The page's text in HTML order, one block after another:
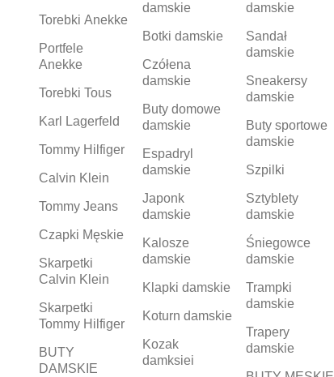
Torebki Anekke
Portfele
Anekke
Torebki Tous
Karl Lagerfeld
Tommy Hilfiger
Calvin Klein
Tommy Jeans
Czapki Męskie
Skarpetki
Calvin Klein
Skarpetki
Tommy Hilfiger
BUTY
DAMSKIE
damskie
Botki damskie
Czółena
damskie
Buty domowe
damskie
Espadryl
damskie
Japonk
damskie
Kalosze
damskie
Klapki damskie
Koturn damskie
Kozak
damksiei
damskie
Sandał
damskie
Sneakersy
damskie
Buty sportowe
damskie
Szpilki
Sztyblety
damskie
Śniegowce
damskie
Trampki
damskie
Trapery
damskie